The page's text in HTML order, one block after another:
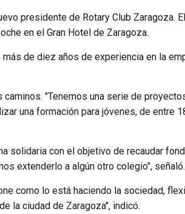
presidente de Rotary Club Zaragoza.
en el Gran Hotel de Zaragoza.
de diez años de experiencia en la
"Tenemos una serie de
una formación para jóvenes, de entre
solidaria con el objetivo de recaudar
extenderlo a algún otro colegio", señaló.
como lo está haciendo la sociedad,
la ciudad de Zaragoza", indicó.